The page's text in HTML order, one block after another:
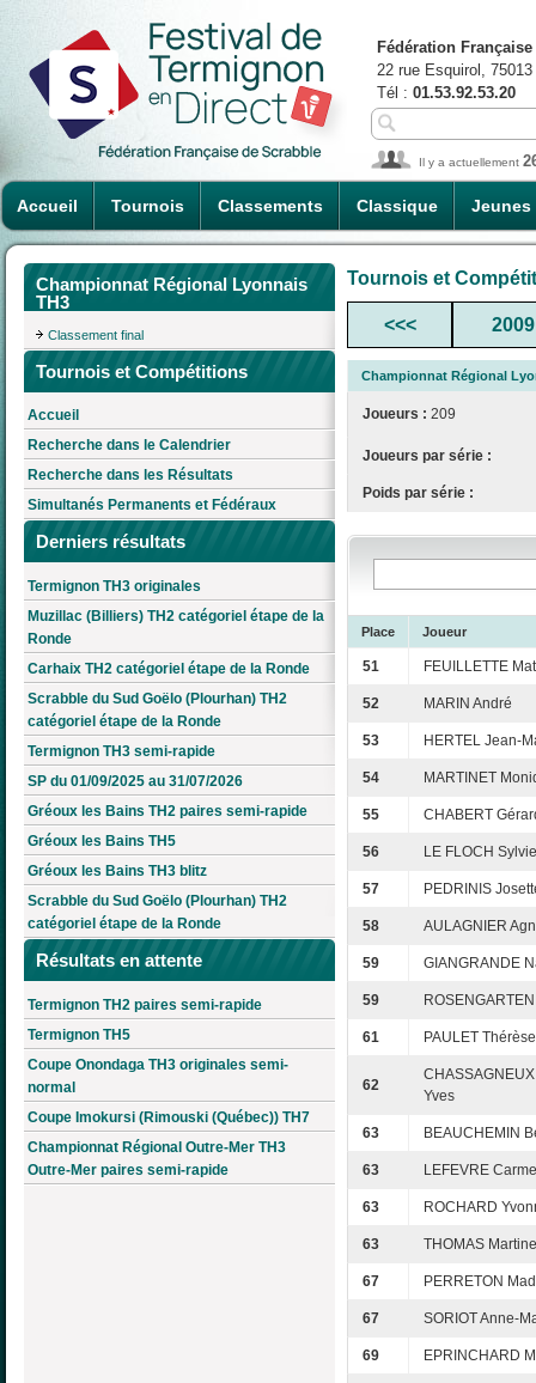
Accueil Tournois Classements Classique Jeunes
Fédération
22 rue Esquirol,
Tél : 01.53.92.53.20
Il y a actuellement
Championnat Régional Lyonnais
TH3
Classement final
Tournois et Compétitions
Accueil
Recherche dans le Calendrier
Recherche dans les Résultats
Simultanés Permanents et Fédéraux
Derniers résultats
Termignon TH3 originales
Muzillac (Billiers) TH2 catégoriel étape de la
Ronde
Carhaix TH2 catégoriel étape de la Ronde
Scrabble du Sud Goëlo (Plourhan) TH2
catégoriel étape de la Ronde
Termignon TH3 semi-rapide
SP du 01/09/2025 au 31/07/2026
Gréoux les Bains TH2 paires semi-rapide
Gréoux les Bains TH5
Gréoux les Bains TH3 blitz
Scrabble du Sud Goëlo (Plourhan) TH2
catégoriel étape de la Ronde
Résultats en attente
Termignon TH2 paires semi-rapide
Termignon TH5
Coupe Onondaga TH3 originales semi-
normal
Coupe Imokursi (Rimouski (Québec)) TH7
Championnat Régional Outre-Mer TH3
Outre-Mer paires semi-rapide
Tournois et
<<< 2009
Championnat Régional
Joueurs : 209
Joueurs par série :
Poids par série :
Place Joueur
51 FEUILLETTE
52 MARIN André
53 HERTEL Jean-
54 MARTINET
55 CHABERT
56 LE FLOCH Sylvie
57 PEDRINIS
58 AULAGNIER
59 GIANGRANDE
59
61 PAULET Thérèse
62
Yves
63 BEAUCHEMIN
63 LEFEVRE
63 ROCHARD
63 THOMAS Martine
67 PERRETON
67 SORIOT Anne-
69 EPRINCHARD